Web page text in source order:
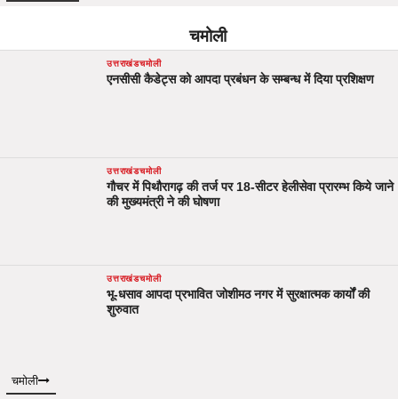
चमोली
उत्तराखंडचमोली
एनसीसी कैडेट्स को आपदा प्रबंधन के सम्बन्ध में दिया प्रशिक्षण
उत्तराखंडचमोली
गौचर में पिथौरागढ़ की तर्ज पर 18-सीटर हेलीसेवा प्रारम्भ किये जाने
की मुख्यमंत्री ने की घोषणा
उत्तराखंडचमोली
भू-धसाव आपदा प्रभावित जोशीमठ नगर में सुरक्षात्मक कार्यों की
शुरुवात
चमोली